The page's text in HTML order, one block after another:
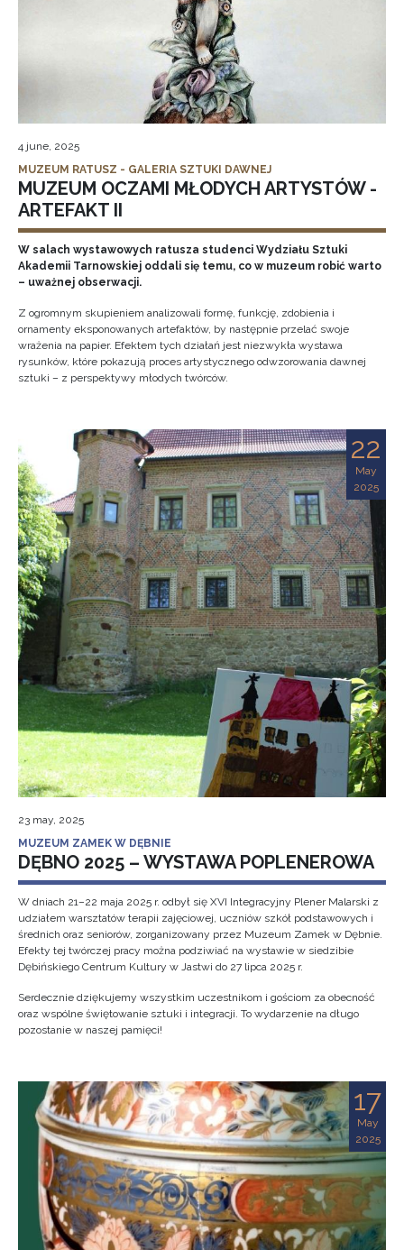
4 june, 2025
MUZEUM RATUSZ - GALERIA SZTUKI DAWNEJ
MUZEUM OCZAMI MŁODYCH ARTYSTÓW -
ARTEFAKT II
W salach wystawowych ratusza studenci Wydziału Sztuki
Akademii Tarnowskiej oddali się temu, co w muzeum robić warto
– uważnej obserwacji.
Z ogromnym skupieniem analizowali formę, funkcję, zdobienia i
ornamenty eksponowanych artefaktów, by następnie przelać swoje
wrażenia na papier. Efektem tych działań jest niezwykła wystawa
rysunków, które pokazują proces artystycznego odwzorowania dawnej
sztuki – z perspektywy młodych twórców.
22
May
2025
23 may, 2025
MUZEUM ZAMEK W DĘBNIE
DĘBNO 2025 – WYSTAWA POPLENEROWA
W dniach 21–22 maja 2025 r. odbył się XVI Integracyjny Plener Malarski z
udziałem warsztatów terapii zajęciowej, uczniów szkół podstawowych i
średnich oraz seniorów, zorganizowany przez Muzeum Zamek w Dębnie.
Efekty tej twórczej pracy można podziwiać na wystawie w siedzibie
Dębińskiego Centrum Kultury w Jastwi do 27 lipca 2025 r.
Serdecznie dziękujemy wszystkim uczestnikom i gościom za obecność
oraz wspólne świętowanie sztuki i integracji. To wydarzenie na długo
pozostanie w naszej pamięci!
17
May
2025